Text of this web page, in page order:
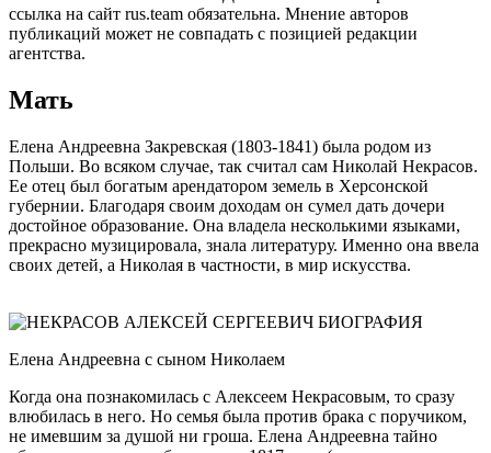
ссылка на сайт rus.team обязательна. Мнение авторов
публикаций может не совпадать с позицией редакции
агентства.
Мать
Елена Андреевна Закревская (1803-1841) была родом из
Польши. Во всяком случае, так считал сам Николай Некрасов.
Ее отец был богатым арендатором земель в Херсонской
губернии. Благодаря своим доходам он сумел дать дочери
достойное образование. Она владела несколькими языками,
прекрасно музицировала, знала литературу. Именно она ввела
своих детей, а Николая в частности, в мир искусства.
Елена Андреевна с сыном Николаем
Когда она познакомилась с Алексеем Некрасовым, то сразу
влюбилась в него. Но семья была против брака с поручиком,
не имевшим за душой ни гроша. Елена Андреевна тайно